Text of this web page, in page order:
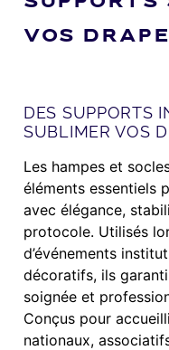
VOS
DES SUPPORTS
SUBLIMER VOS
Les hampes et
éléments essentiels
avec élégance,
protocole. Utilisés
d’événements
décoratifs, ils
soignée et
Conçus pour
nationaux,